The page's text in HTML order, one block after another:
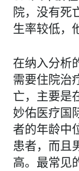
院，没有死
生率较低，
在纳入分析
需要住院治
亡，主要是
妙佑医疗国
者的年龄中
患者，而且
高。最常见